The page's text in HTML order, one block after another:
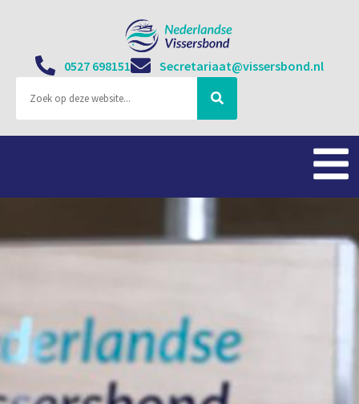
0527 698151 Secretariaat@vissersbond.nl